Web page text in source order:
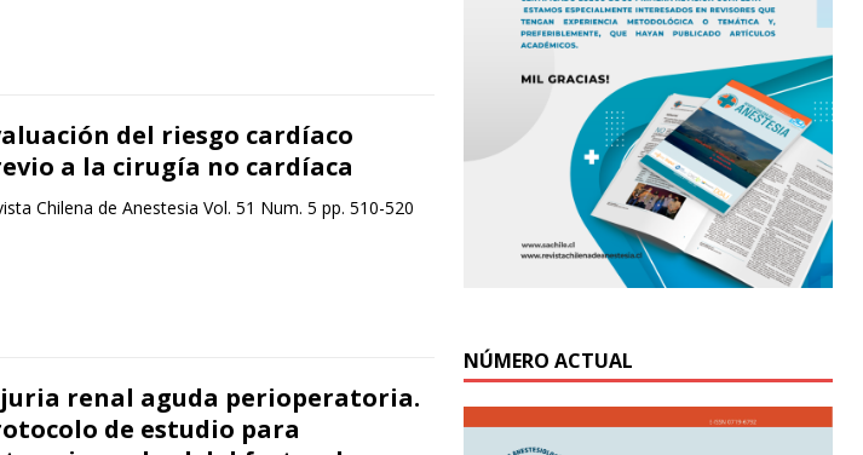
del riesgo cardíaco
a la cirugía no cardíaca
Chilena de Anestesia Vol. 51 Num. 5 pp. 510-520
renal aguda perioperatoria.
de estudio para
NÚMERO ACTUAL